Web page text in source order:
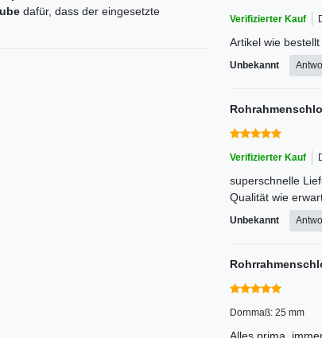
dafür, dass der eingesetzte
Verifizierter Kauf
Artikel wie
Unbekannt
Verifizierter Kauf
superschnelle
Qualität wie
Unbekannt
Dornmaß: 25 mm